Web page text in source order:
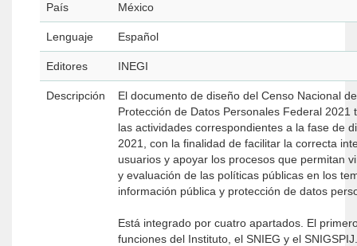
País México
Lenguaje Español
Editores INEGI
Descripción
El documento de diseño del Censo Nacional
Protección de Datos Personales Federal
las actividades correspondientes a la fase de
2021, con la finalidad de facilitar la correcta
usuarios y apoyar los procesos que permitan
y evaluación de las políticas públicas en los
información pública y protección de datos
Está integrado por cuatro apartados. El
funciones del Instituto, el SNIEG y el SNIGSPIJ.